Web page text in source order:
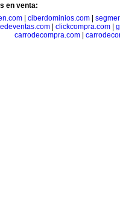
en venta:
ciberdominios.com
| clickcompra.com|
carrodecompra.com|